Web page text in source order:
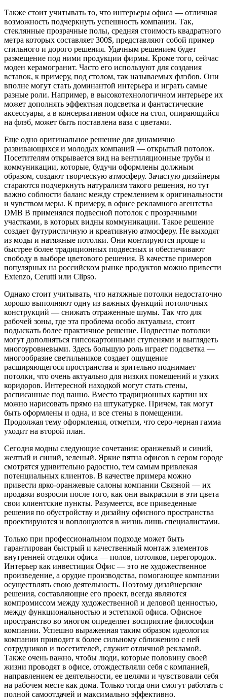
Также стоит учитывать то, что интерьеры офиса — отличная
возможность подчеркнуть успешность компании. Так,
стеклянные прозрачные полы, средняя стоимость квадратного
метра которых составляет 300$, представляют собой пример
стильного и дорого решения. Удачным решением будет
размещение под ними продукции фирмы. Кроме того, сейчас
моден керамогранит. Часто его используют для создания
вставок, к примеру, под столом, так называемых флэбов. Они
вполне могут стать доминантой интерьера и играть самые
разные роли. Например, в высокотехнологичном интерьере их
может дополнять эффектная подсветка и фантастические
аксессуары, а в консервативном офисе на стол, опирающийся
на флэб, может быть поставлена ваза с цветами.
Еще одно оригинальное решение для динамично
развивающихся и молодых компаний — открытый потолок.
Посетителям открывается вид на вентиляционные трубы и
коммуникации, которые, будучи оформлены должным
образом, создают творческую атмосферу. Зачастую дизайнеры
стараются подчеркнуть натурализм такого решения, но тут
важно соблюсти баланс между стремлением к оригинальности
и чувством меры. К примеру, в офисе рекламного агентства
DMB B применялся подвесной потолок с прозрачными
участками, в которых видны коммуникации. Такое решение
создает футуристичную и креативную атмосферу. Не выходят
из моды и натяжные потолки. Они монтируются проще и
быстрее более традиционных подвесных и обеспечивают
свободу в выборе цветового решения. В качестве примеров
популярных на российском рынке продуктов можно привести
Extenzo, Cerutti или Clipso.
Однако стоит учитывать, что натяжные потолки недостаточно
хорошо выполняют одну из важных функций потолочных
конструкций — снижать отраженные шумы. Так что для
рабочей зоны, где эта проблема особо актуальна, стоит
подыскать более практичное решение. Подвесные потолки
могут дополняться гипсокартонными ступенями и выглядеть
многоуровневыми. Здесь большую роль играет подсветка —
многообразие светильников создает ощущение
расширяющегося пространства и зрительно поднимает
потолки, что очень актуально для низких помещений и узких
коридоров. Интересной находкой могут стать стены,
расписанные под панно. Вместо традиционных картин их
можно нарисовать прямо на штукатурке. Причем, так могут
быть оформлены и одна, и все стены в помещении.
Продолжая тему оформления, отметим, что серо-черная гамма
уходит на второй план.
Сегодня модны следующие сочетания: оранжевый и синий,
желтый и синий, зеленый. Яркие пятна офисов в сером городе
смотрятся удивительно радостно, тем самым привлекая
потенциальных клиентов. В качестве примера можно
привести ярко-оранжевые салоны компании Связной — их
продажи возросли после того, как они выкрасили в эти цвета
свои клиентские пункты. Разумеется, все приведенные
решения по обустройству и дизайну офисного пространства
проектируются и воплощаются в жизнь лишь специалистами.
Только при профессиональном подходе может быть
гарантирован быстрый и качественный монтаж элементов
внутренней отделки офиса — полов, потолков, перегородок.
Интерьер как инвестиция Офис — это не художественное
произведение, а орудие производства, помогающее компании
осуществлять свою деятельность. Поэтому дизайнерские
решения, составляющие его проект, всегда являются
компромиссом между художественной и деловой ценностью,
между функциональностью и эстетикой офиса. Офисное
пространство во многом определяет восприятие философии
компании. Успешно выраженная таким образом идеология
компании приводит к более сильному сближению с ней
сотрудников и посетителей, служит отличной рекламой.
Также очень важно, чтобы люди, которые половину своей
жизни проводят в офисе, отождествляли себя с компанией,
направлением ее деятельности, ее целями и чувствовали себя
на рабочем месте как дома. Только тогда они смогут работать с
полной самоотдачей и максимально эффективно.